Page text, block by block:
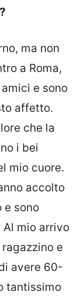
ma non
a Roma,
e sono
affetto.
che la
i bei
mio cuore.
accolto
e sono
mio arrivo
e
avere 60-
tantissimo